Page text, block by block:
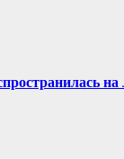
на